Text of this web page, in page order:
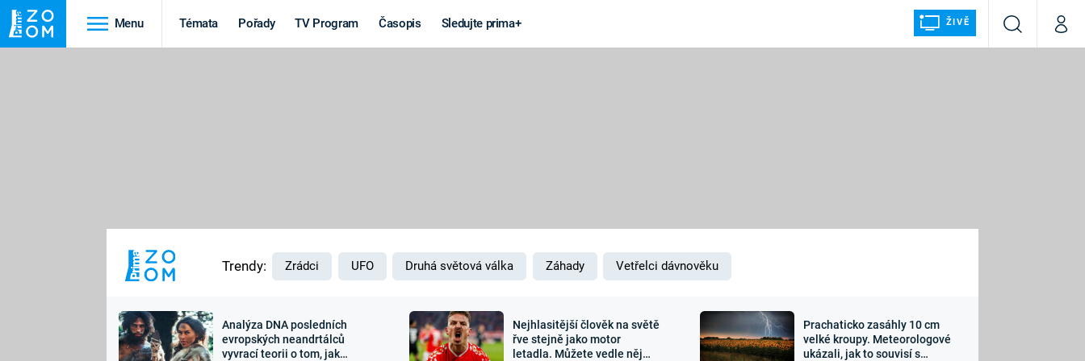
Menu Témata Pořady TV Program Časopis Sledujte prima+ ŽIVĚ
VyhledáváníMůj
MARS
Výročí
Záhady a
Zajímavosti Sledujte nás
Trendy: Zrádci UFO Druhá světová válka Záhady Vetřelci dávnověku
Analýza DNA posledních
evropských neandrtálců
vyvrací teorii o tom, jak
Nejhlasitější člověk na světě
řve stejně jako motor
letadla. Můžete vedle něj
Prachaticko zasáhly 10 cm
velké kroupy. Meteorologové
ukázali, jak to souvisí s